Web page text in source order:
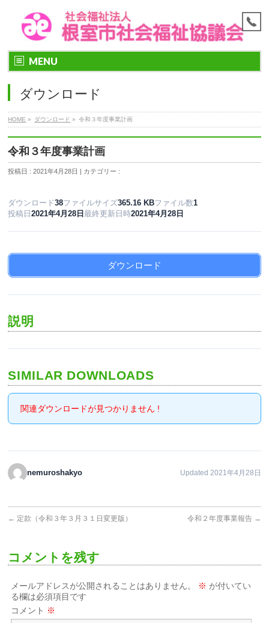
MENU
ダウンロード
HOME » ダウンロード » 令和３年度事業計画
令和３年度事業計画
投稿日 : 2021年4月28日 | カテゴリー :
ダウンロード38ファイルサイズ365.16 KBファイル数1
投稿日2021年4月28日最終更新日時2021年4月28日
ダウンロード
説明
SIMILAR DOWNLOADS
関連ダウンロードが見つかりません !
nemuroshakyo Updated 2021年4月28日
← 定款（令和３年３月３１日変更版） 令和２年度事業報告 →
コメントを残す
メールアドレスが公開されることはありません。 ※ が付いてい
る欄は必須項目です
コメント ※